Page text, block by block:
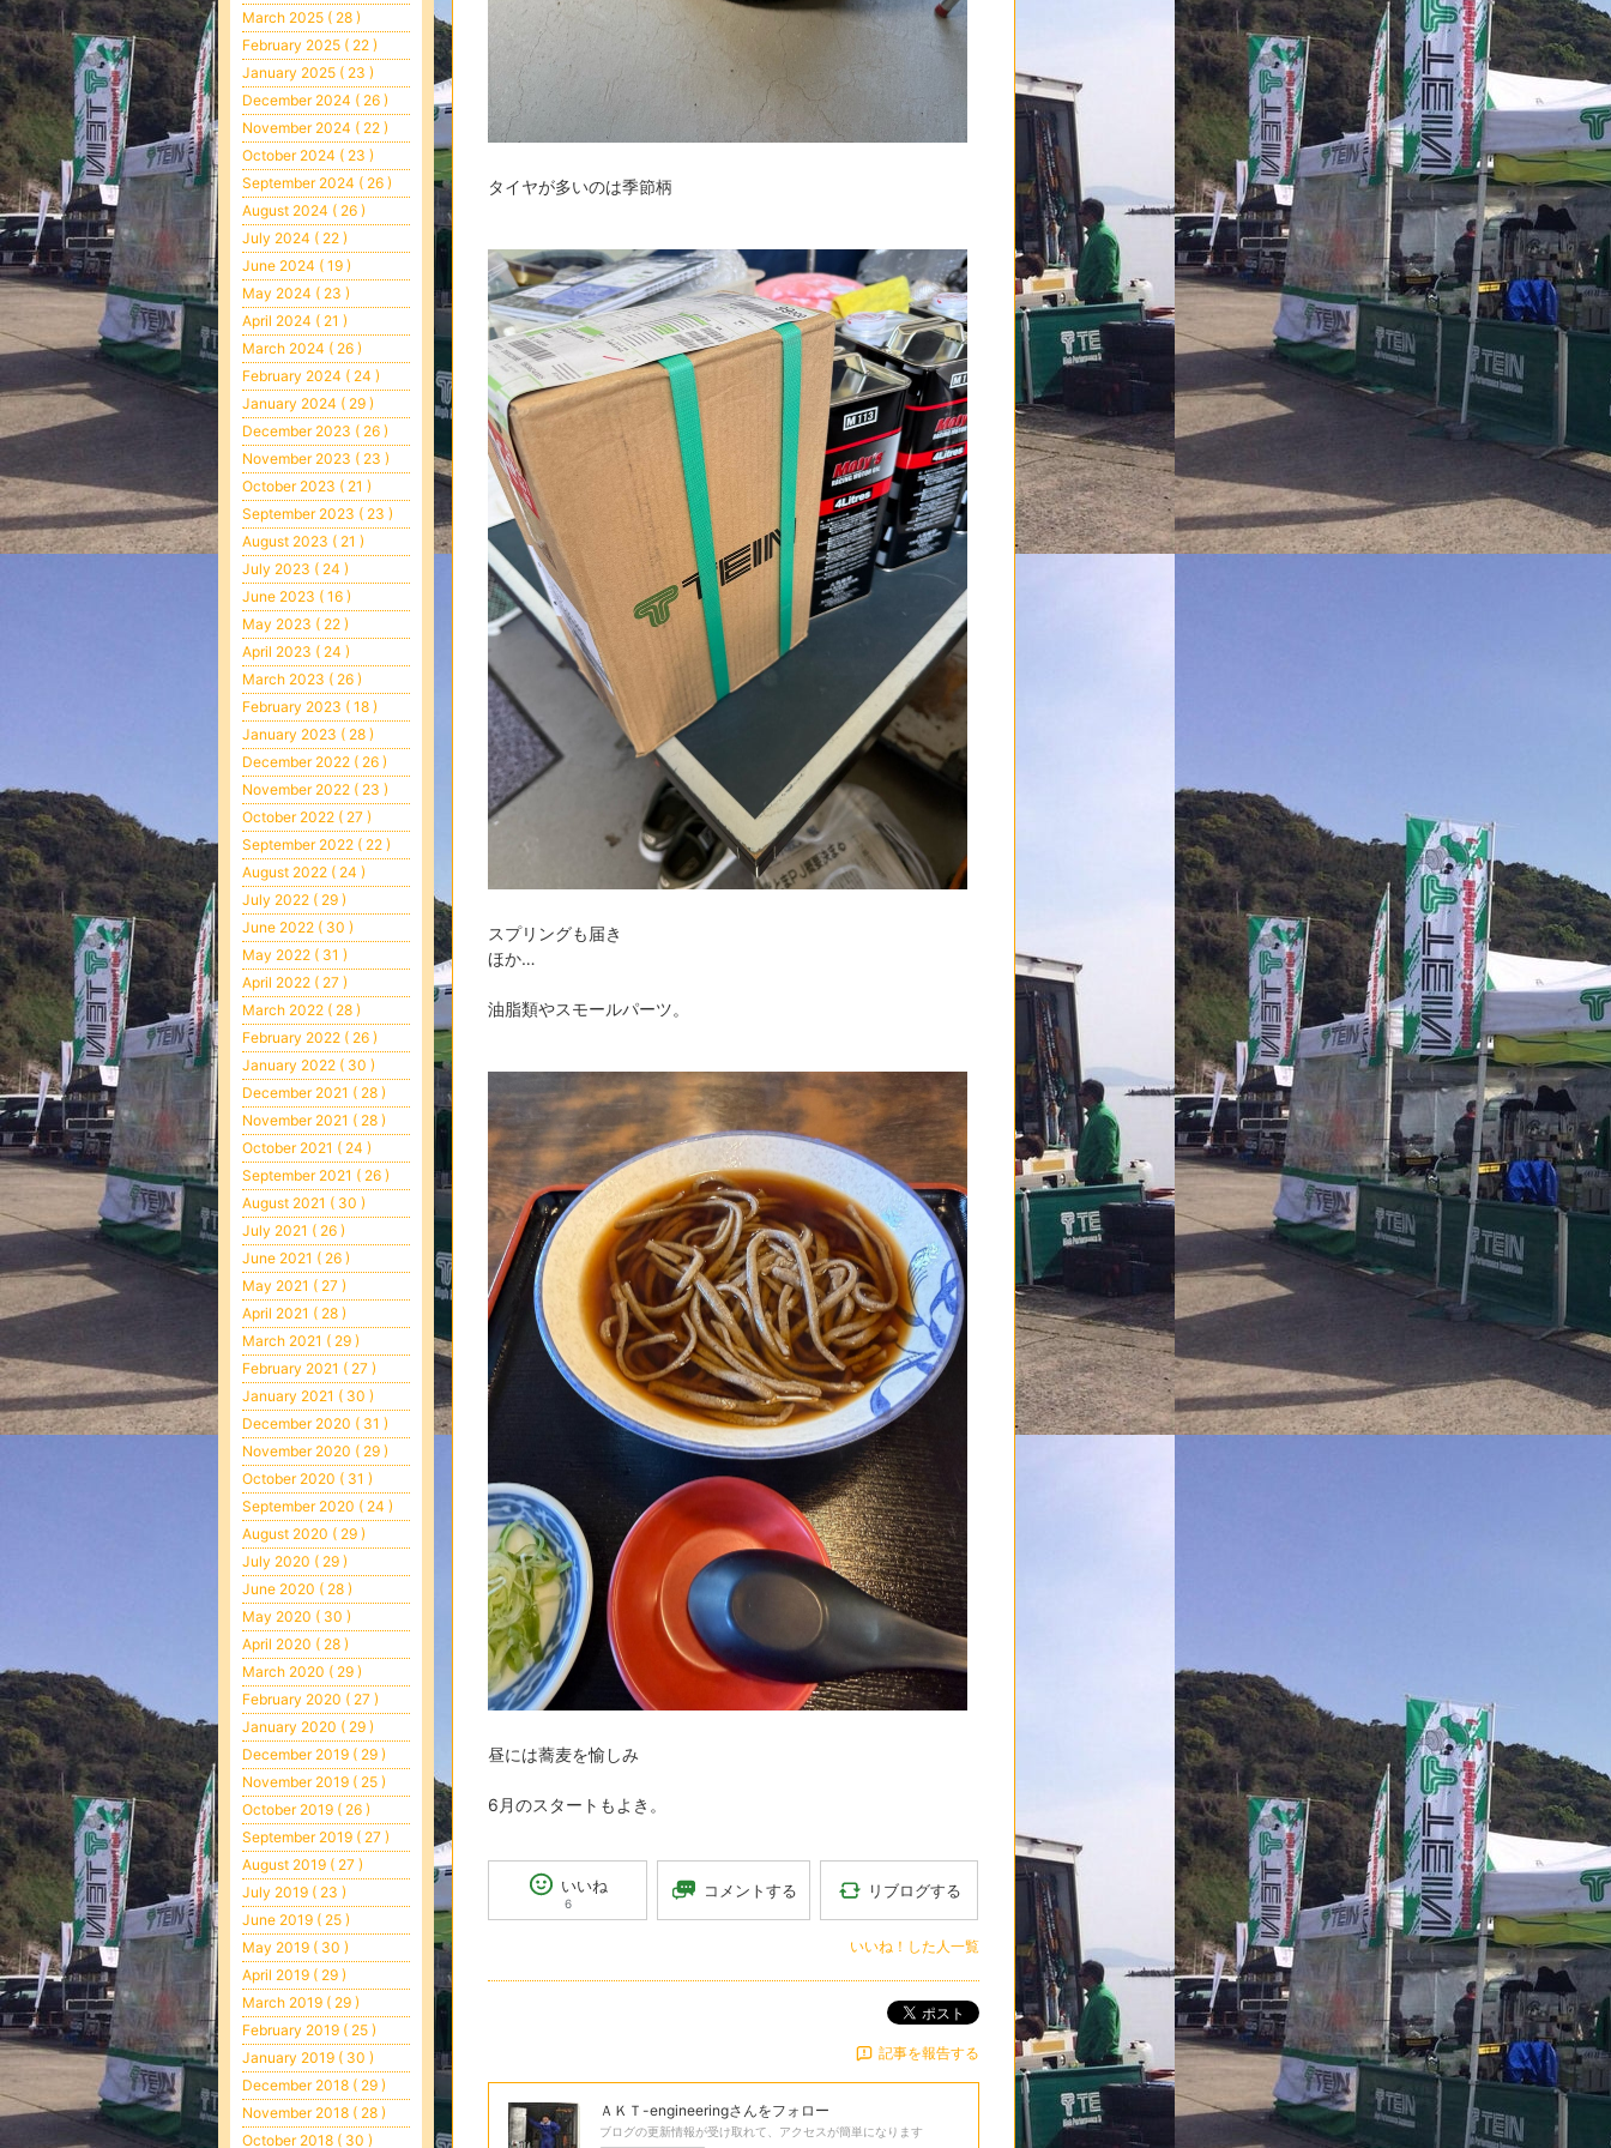
タイヤが多いのは季節柄
スプリングも届き
ほか…
油脂類やスモールパーツ。
昼には蕎麦を愉しみ
6月のスタートもよき。
いいね
6
コメントする リブログする
いいね！した人一覧
ポスト
記事を報告する
ＡＫＴ-engineeringさんをフォロー
ブログの更新情報が受け取れて、アクセスが簡単になります
March 2025 ( 28 )
February 2025 ( 22 )
January 2025 ( 23 )
December 2024 ( 26 )
November 2024 ( 22 )
October 2024 ( 23 )
September 2024 ( 26 )
August 2024 ( 26 )
July 2024 ( 22 )
June 2024 ( 19 )
May 2024 ( 23 )
April 2024 ( 21 )
March 2024 ( 26 )
February 2024 ( 24 )
January 2024 ( 29 )
December 2023 ( 26 )
November 2023 ( 23 )
October 2023 ( 21 )
September 2023 ( 23 )
August 2023 ( 21 )
July 2023 ( 24 )
June 2023 ( 16 )
May 2023 ( 22 )
April 2023 ( 24 )
March 2023 ( 26 )
February 2023 ( 18 )
January 2023 ( 28 )
December 2022 ( 26 )
November 2022 ( 23 )
October 2022 ( 27 )
September 2022 ( 22 )
August 2022 ( 24 )
July 2022 ( 29 )
June 2022 ( 30 )
May 2022 ( 31 )
April 2022 ( 27 )
March 2022 ( 28 )
February 2022 ( 26 )
January 2022 ( 30 )
December 2021 ( 28 )
November 2021 ( 28 )
October 2021 ( 24 )
September 2021 ( 26 )
August 2021 ( 30 )
July 2021 ( 26 )
June 2021 ( 26 )
May 2021 ( 27 )
April 2021 ( 28 )
March 2021 ( 29 )
February 2021 ( 27 )
January 2021 ( 30 )
December 2020 ( 31 )
November 2020 ( 29 )
October 2020 ( 31 )
September 2020 ( 24 )
August 2020 ( 29 )
July 2020 ( 29 )
June 2020 ( 28 )
May 2020 ( 30 )
April 2020 ( 28 )
March 2020 ( 29 )
February 2020 ( 27 )
January 2020 ( 29 )
December 2019 ( 29 )
November 2019 ( 25 )
October 2019 ( 26 )
September 2019 ( 27 )
August 2019 ( 27 )
July 2019 ( 23 )
June 2019 ( 25 )
May 2019 ( 30 )
April 2019 ( 29 )
March 2019 ( 29 )
February 2019 ( 25 )
January 2019 ( 30 )
December 2018 ( 29 )
November 2018 ( 28 )
October 2018 ( 30 )